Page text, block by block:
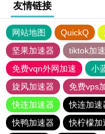
友情链接
网站地图 QuickQ
坚果加速器
tiktok加
免费vqn外网加速
小
旋风加速器
免费vps
快连加速器
快连加速
快鸭加速器
快柠檬加